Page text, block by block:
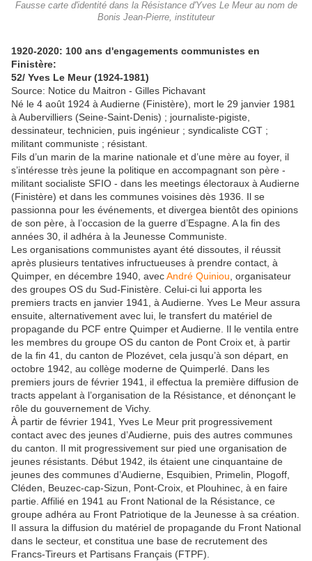
Fausse carte d'identité dans la Résistance d'Yves Le Meur au nom de
Bonis Jean-Pierre, instituteur
1920-2020: 100 ans d'engagements communistes en
Finistère:
52/ Yves Le Meur (1924-1981)
Source: Notice du Maitron - Gilles Pichavant
Né le 4 août 1924 à Audierne (Finistère), mort le 29 janvier 1981
à Aubervilliers (Seine-Saint-Denis) ; journaliste-pigiste,
dessinateur, technicien, puis ingénieur ; syndicaliste CGT ;
militant communiste ; résistant.
Fils d’un marin de la marine nationale et d’une mère au foyer, il
s’intéresse très jeune la politique en accompagnant son père -
militant socialiste SFIO - dans les meetings électoraux à Audierne
(Finistère) et dans les communes voisines dès 1936. Il se
passionna pour les événements, et divergea bientôt des opinions
de son père, à l’occasion de la guerre d’Espagne. A la fin des
années 30, il adhéra à la Jeunesse Communiste.
Les organisations communistes ayant été dissoutes, il réussit
après plusieurs tentatives infructueuses à prendre contact, à
Quimper, en décembre 1940, avecAndré Quiniou , organisateur
des groupes OS du Sud-Finistère. Celui-ci lui apporta les
premiers tracts en janvier 1941, à Audierne. Yves Le Meur assura
ensuite, alternativement avec lui, le transfert du matériel de
propagande du PCF entre Quimper et Audierne. Il le ventila entre
les membres du groupe OS du canton de Pont Croix et, à partir
de la fin 41, du canton de Plozévet, cela jusqu’à son départ, en
octobre 1942, au collège moderne de Quimperlé. Dans les
premiers jours de février 1941, il effectua la première diffusion de
tracts appelant à l’organisation de la Résistance, et dénonçant le
rôle du gouvernement de Vichy.
À partir de février 1941, Yves Le Meur prit progressivement
contact avec des jeunes d’Audierne, puis des autres communes
du canton. Il mit progressivement sur pied une organisation de
jeunes résistants. Début 1942, ils étaient une cinquantaine de
jeunes des communes d’Audierne, Esquibien, Primelin, Plogoff,
Cléden, Beuzec-cap-Sizun, Pont-Croix, et Plouhinec, à en faire
partie. Affilié en 1941 au Front National de la Résistance, ce
groupe adhéra au Front Patriotique de la Jeunesse à sa création.
Il assura la diffusion du matériel de propagande du Front National
dans le secteur, et constitua une base de recrutement des
Francs-Tireurs et Partisans Français (FTPF).